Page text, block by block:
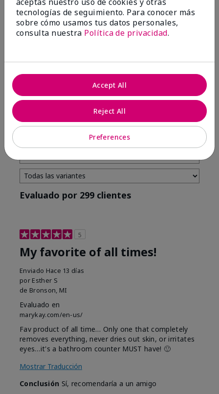
4 estrellas
7
3 estrellas
1 estrella
3
Tono De Piel
Filtrar
reseñas
por
piel
Evaluado por 299 clientes
5
My favorite of all times!
Enviado Hace 13 días
por Esther S
de Bronson, MI
Evaluado en
marykay.com/en-us/
Fav product of all time… Only one that completely
removes everything, never dries out skin, or irritates
eyes…it's a bathroom counter MUST have! 🙂
Mostrar Traducción
Conclusión Sí, recomendaría a un amigo
tecnologías de seguimiento. Para conocer más
sobre cómo usamos tus datos personales,
consulta nuestra Política de privacidad.
Preferences
Reject All
Accept All